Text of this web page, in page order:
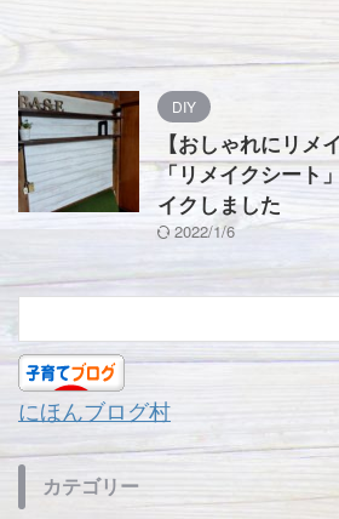
DIY
【おしゃれにリメ
「リメイクシート
イクしました
2022/1/6
にほんブログ村
カテゴリー